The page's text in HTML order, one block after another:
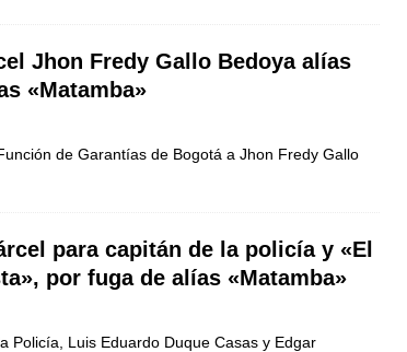
cautelar sobre la posesión de Abelardo de la Espriella
Jhon Fredy Gallo Bedoya alías
«Matamba»
de Garantías de Bogotá a Jhon Fredy Gallo
para capitán de la policía y «El
por fuga de alías «Matamba»
Policía, Luis Eduardo Duque Casas y Edgar